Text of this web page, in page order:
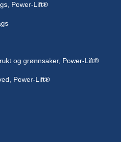
Power-Lift®
og grønnsaker, Power-Lift®
Power-Lift®